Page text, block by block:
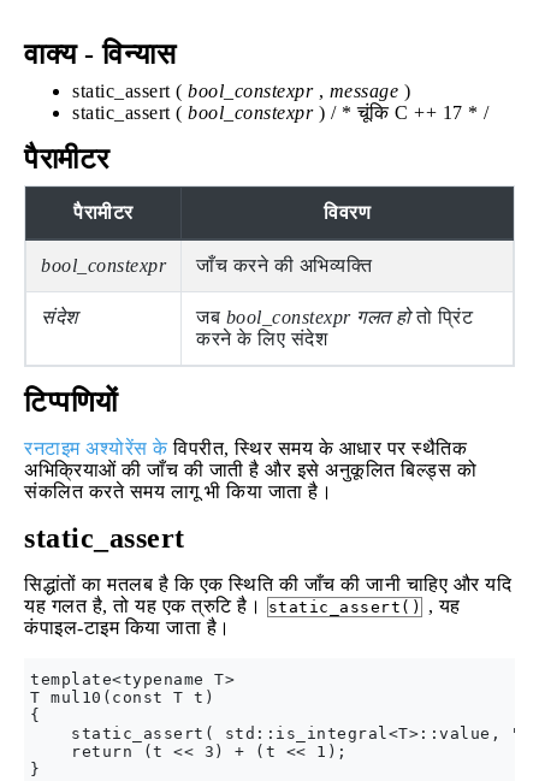
वाक्य - विन्यास
static_assert ( bool_constexpr, message )
static_assert ( bool_constexpr) / * चूंकि C ++ 17 * /
पैरामीटर
पैरामीटर विवरण
bool_constexpr जाँच करने की अभिव्यक्ति
संदेश जब bool_constexpr गलत होतो प्रिंट
करने के लिए संदेश
टिप्पणियों
रनटाइम अश्योरेंस के विपरीत, स्थिर समय के आधार पर स्थैतिक
अभिक्रियाओं की जाँच की जाती है और इसे अनुकूलित बिल्ड्स को
संकलित करते समय लागू भी किया जाता है।
static_assert
सिद्धांतों का मतलब है कि एक स्थिति की जाँच की जानी चाहिए और यदि
यह गलत है, तो यह एक त्रुटि है।
static_assert()
, यह
कंपाइल-टाइम किया जाता है।
template<typename T>
T mul10(const T t)
{
static_assert( std::is_integral<T>::value,
    return (t << 3) + (t << 1);